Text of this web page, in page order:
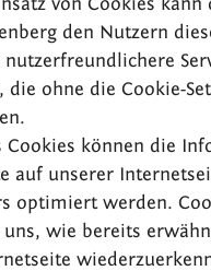
den Nutzern
die ohne die Cookie-
Cookies können die
auf unserer
optimiert werden.
wie bereits